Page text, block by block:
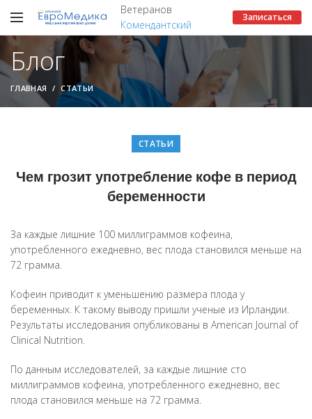
Ветеранов
Комендантский
Записаться
Блог
ГЛАВНАЯ СТАТЬИ
СТАТЬИ
Чем грозит употребление кофе в период
беременности
За каждые лишние 100 миллиграммов кофеина,
употребленного ежедневно, вес плода становился меньше на
72 грамма.
Кофеин приводит к уменьшению размера плода у
беременных. К такому выводу пришли ученые из Ирландии.
Результаты исследования опубликованы в American Journal of
Clinical Nutrition.
По данным исследователей, за каждые лишние сто
миллиграммов кофеина, употребленного ежедневно, вес
плода становился меньше на 72 грамма.